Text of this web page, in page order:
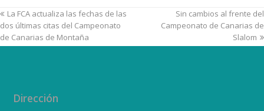
La FCA actualiza las fechas de las
dos últimas citas del Campeonato
de Canarias de Montaña
Sin cambios al frente del
Campeonato de Canarias de
Slalom
Dirección